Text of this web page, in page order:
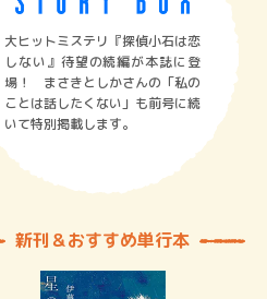
大ヒットミステリ『探偵小石は恋
しない』待望の続編が本誌に登
場！ まさきとしかさんの「私の
ことは話したくない」も前号に続
いて特別掲載します。
新刊＆おすすめ単行本